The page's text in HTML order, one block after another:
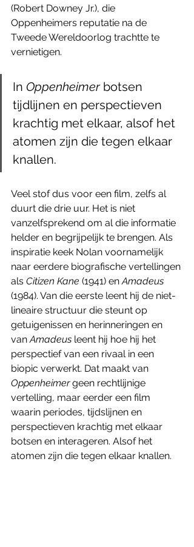
(Robert Downey Jr.), die
Oppenheimers reputatie na de
Tweede Wereldoorlog trachtte te
vernietigen.
In Oppenheimer botsen
tijdlijnen en perspectieven
krachtig met elkaar, alsof het
atomen zijn die tegen elkaar
knallen.
Veel stof dus voor een film, zelfs al
duurt die drie uur. Het is niet
vanzelfsprekend om al die informatie
helder en begrijpelijk te brengen. Als
inspiratie keek Nolan voornamelijk
naar eerdere biografische vertellingen
als Citizen Kane (1941) en Amadeus
(1984). Van die eerste leent hij de niet-
lineaire structuur die steunt op
getuigenissen en herinneringen en
van Amadeus leent hij hoe hij het
perspectief van een rivaal in een
biopic verwerkt. Dat maakt van
Oppenheimer geen rechtlijnige
vertelling, maar eerder een film
waarin periodes, tijdslijnen en
perspectieven krachtig met elkaar
botsen en interageren. Alsof het
atomen zijn die tegen elkaar knallen.